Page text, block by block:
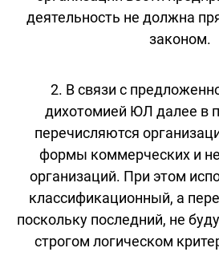
деятельность не должна
законом.
2. В связи с
дихотомией ЮЛ далее в
перечисляются
формы коммерческих и
организаций. При этом
классификационный, а
поскольку последний, не
строгом логическом